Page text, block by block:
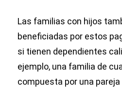
Las familias con hijos
beneficiadas por estos
si tienen dependientes
ejemplo, una familia de
compuesta por una